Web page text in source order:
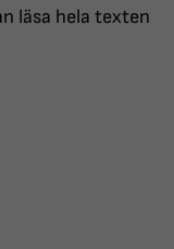
läsa hela texten